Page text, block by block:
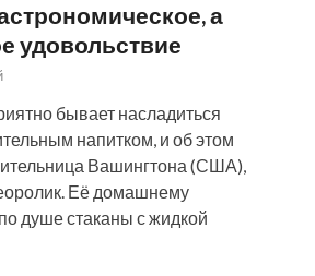
а
удовольствие
бывает насладиться
напитком, и об этом
Вашингтона (США),
Её домашнему
душе стаканы с жидкой